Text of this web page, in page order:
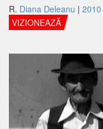
R. Diana Deleanu | 2010
VIZIONEAZĂ